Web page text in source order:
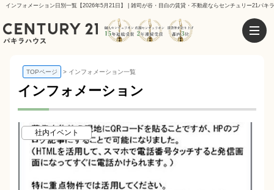
インフォメーション日別一覧【2026年5月21日】 | 雑司が谷・目白の賃貸・不動産ならセンチュリー21パキ
TOPページ インフォメーション一覧
インフォメーション
社内イベント